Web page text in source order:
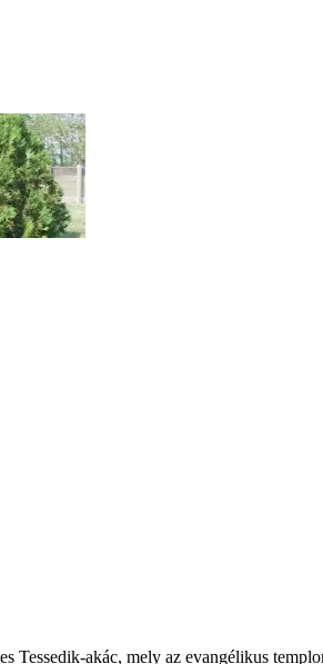
Tessedik-akác, mely az evangélikus